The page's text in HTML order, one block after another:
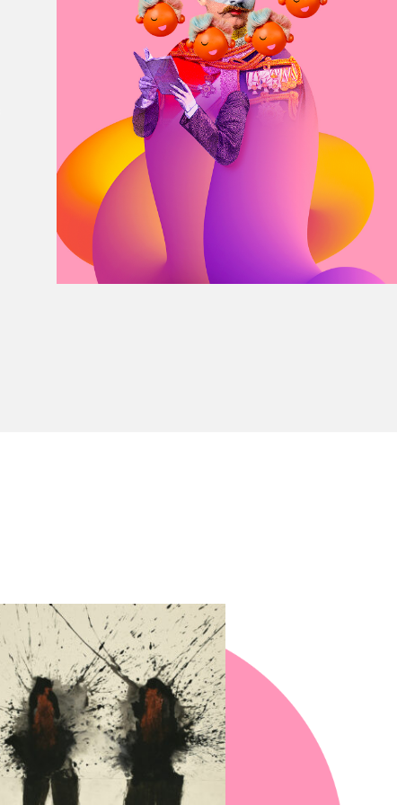
À propos du Salon
Liste des exposant·e·s
Liste des auteur·rice·s